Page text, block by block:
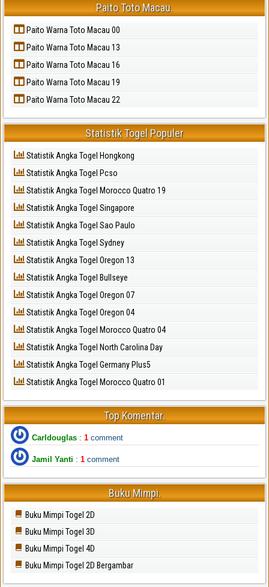
Paito Toto Macau.
Paito Warna Toto Macau 00
Paito Warna Toto Macau 13
Paito Warna Toto Macau 16
Paito Warna Toto Macau 19
Paito Warna Toto Macau 22
Statistik Togel Populer
Statistik Angka Togel Hongkong
Statistik Angka Togel Pcso
Statistik Angka Togel Morocco Quatro 19
Statistik Angka Togel Singapore
Statistik Angka Togel Sao Paulo
Statistik Angka Togel Sydney
Statistik Angka Togel Oregon 13
Statistik Angka Togel Bullseye
Statistik Angka Togel Oregon 07
Statistik Angka Togel Oregon 04
Statistik Angka Togel Morocco Quatro 04
Statistik Angka Togel North Carolina Day
Statistik Angka Togel Germany Plus5
Statistik Angka Togel Morocco Quatro 01
Top Komentar.
Carldouglas : 1 comment
Jamil Yanti : 1 comment
Buku Mimpi.
Buku Mimpi Togel 2D
Buku Mimpi Togel 3D
Buku Mimpi Togel 4D
Buku Mimpi Togel 2D Bergambar